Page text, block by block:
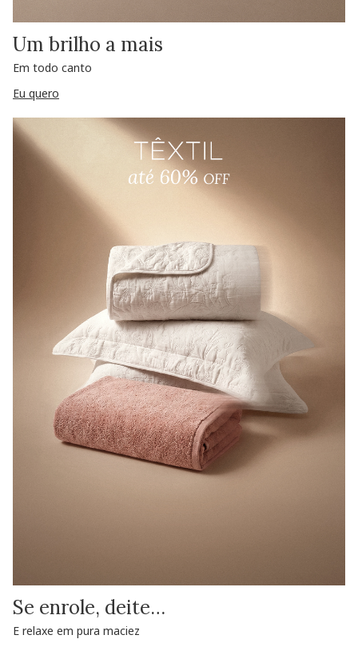
Um brilho a mais
Em todo canto
Eu quero
Se enrole, deite…
E relaxe em pura maciez